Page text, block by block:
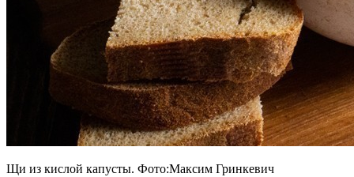
Щи из кислой капусты. Фото:Максим Гринкевич